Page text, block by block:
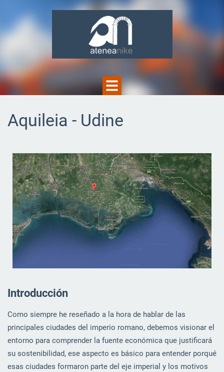
Aquileia - Udine
Introducción
Como siempre he reseñado a la hora de hablar de las
principales ciudades del imperio romano, debemos visionar el
entorno para comprender la fuente económica que justificará
su sostenibilidad, ese aspecto es básico para entender porqué
esas ciudades formaron parte del eje imperial y los motivos